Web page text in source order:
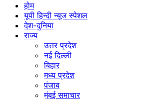
होम
यूपी हिन्दी न्यूज स्पेशल
देश-दुनिया
राज्य
उत्तर प्रदेश
नई दिल्ली
बिहार
मध्य प्रदेश
पंजाब
मुंबई समाचार